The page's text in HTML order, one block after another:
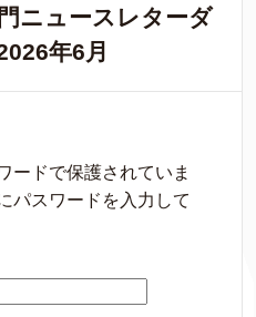
ニュースレターダ
年6月
ードで保護されていま
パスワードを入力して